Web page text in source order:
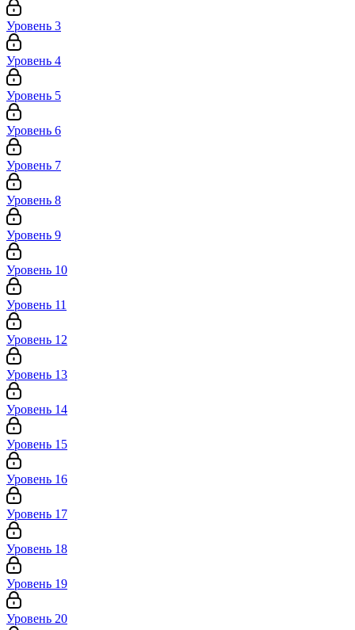
Уровень 3
Уровень 4
Уровень 5
Уровень 6
Уровень 7
Уровень 8
Уровень 9
Уровень 10
Уровень 11
Уровень 12
Уровень 13
Уровень 14
Уровень 15
Уровень 16
Уровень 17
Уровень 18
Уровень 19
Уровень 20